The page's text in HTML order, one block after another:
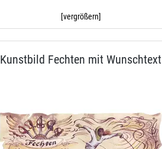
[vergrößern]
Kunstbild Fechten mit Wunschtext